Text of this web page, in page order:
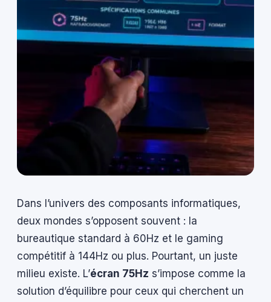
Dans l’univers des composants informatiques,
deux mondes s’opposent souvent : la
bureautique standard à 60Hz et le gaming
compétitif à 144Hz ou plus. Pourtant, un juste
milieu existe. L’écran 75Hz s’impose comme la
solution d’équilibre pour ceux qui cherchent un